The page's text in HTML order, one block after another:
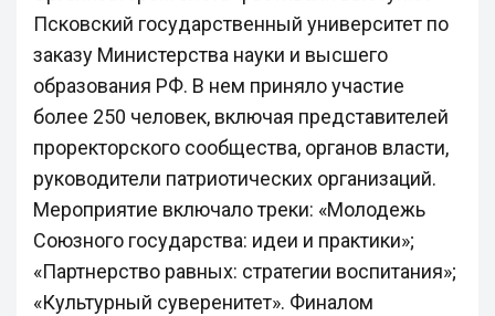
Псковский государственный университет по
заказу Министерства науки и высшего
образования РФ. В нем приняло участие
более 250 человек, включая представителей
проректорского сообщества, органов власти,
руководители патриотических организаций.
Мероприятие включало треки: «Молодежь
Союзного государства: идеи и практики»;
«Партнерство равных: стратегии воспитания»;
«Культурный суверенитет». Финалом